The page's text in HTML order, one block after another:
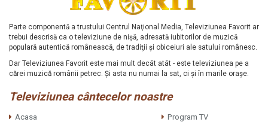
Parte componentă a trustului Centrul Naţional Media, Televiziunea Favorit ar
trebui descrisă ca o televiziune de nişă, adresată iubitorilor de muzică
populară autentică românească, de tradiţii şi obiceiuri ale satului românesc.
Dar Televiziunea Favorit este mai mult decât atât - este televiziunea pe a
cărei muzică românii petrec. Şi asta nu numai la sat, ci şi în marile oraşe.
Televiziunea cântecelor noastre
Acasa
Program TV